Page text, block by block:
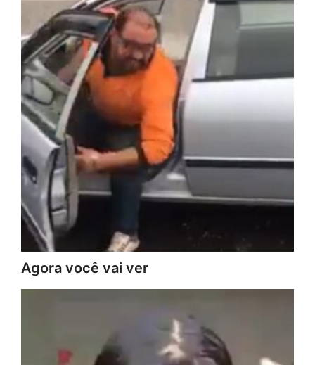
Agora você vai ver